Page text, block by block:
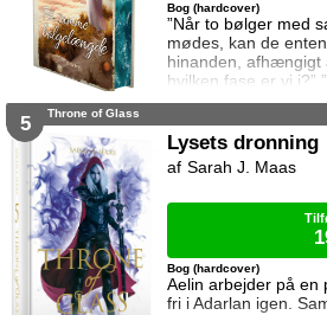
”Når to bølger med
mødes, kan de
hinanden, afhængigt
hvilken fase er vi i?”
samme fase.” To
sætte sin afdøde fars
gå hurtigt, og
Elina har ikke
Bog (hardcover)
5 Throne of Glass
Lysets dronning
Aelin arbejder på
fri i Adarlan igen.
Bog (hardcover)
Sarah J. Maas